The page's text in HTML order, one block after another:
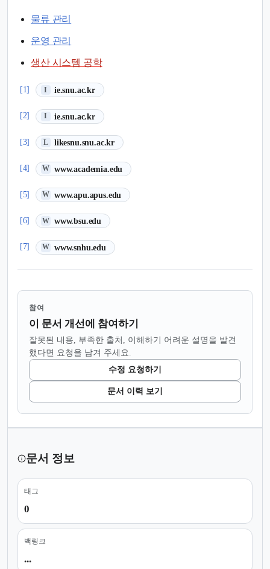
물류 관리
운영 관리
생산 시스템 공학
[1] I ie.snu.ac.kr
(새 탭에서 열림)
[2] I ie.snu.ac.kr
(새 탭에서 열림)
[3] L likesnu.snu.ac.kr
(새 탭에서 열림)
[4] W www.academia.edu
(새 탭에서 열림)
[5] W www.apu.apus.edu
(새 탭에서 열림)
[6] W www.bsu.edu
(새 탭에서 열림)
[7] W www.snhu.edu
(새 탭에서 열림)
참여
이 문서 개선에 참여하기
잘못된 내용, 부족한 출처, 이해하기 어려운 설명을 발견
했다면 요청을 남겨 주세요.
수정 요청하기
문서 이력 보기
문서 정보
태그
0
백링크
...